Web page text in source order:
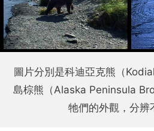
圖片分別是科迪亞克熊（
島棕熊（Alaska Peninsula
牠們的外觀，分辨